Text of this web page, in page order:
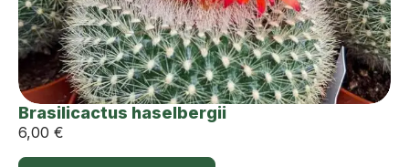
Brasilicactus haselbergii
6,00 €